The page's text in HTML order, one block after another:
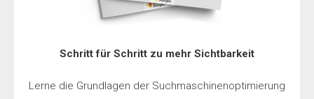
Schritt für Schritt zu mehr Sichtbarkeit
Lerne die Grundlagen der Suchmaschinenoptimierung